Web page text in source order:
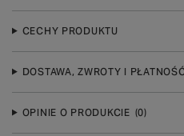
CECHY PRODUKTU
DOSTAWA, ZWROTY I
OPINIE O PRODUKCIE (0)